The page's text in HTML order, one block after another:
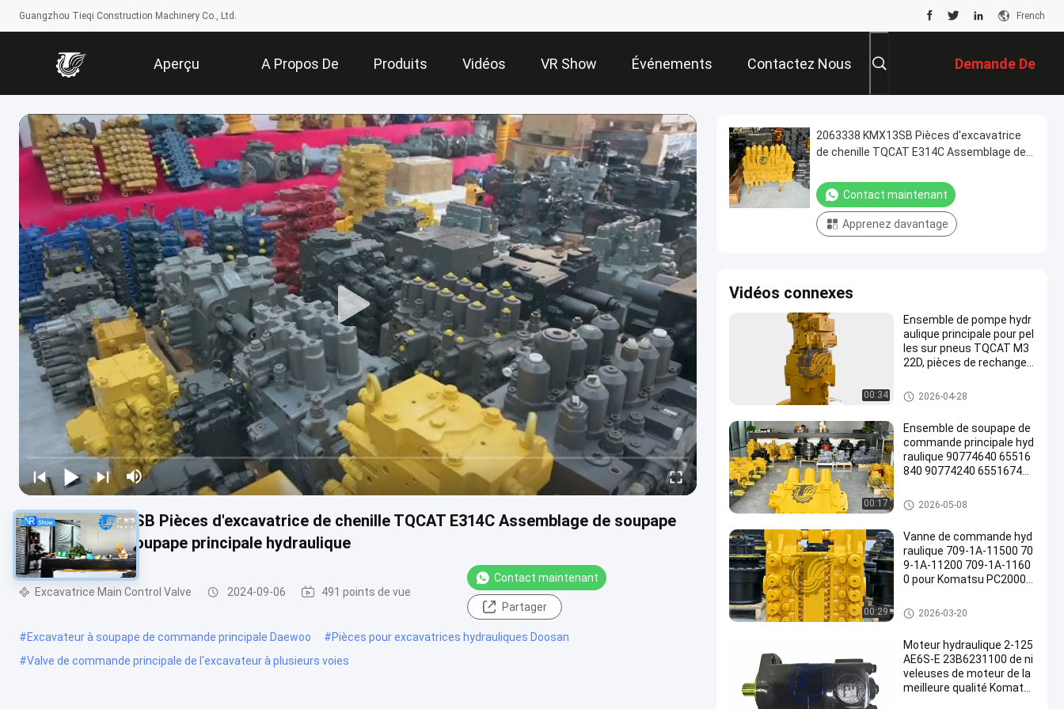
Guangzhou Tieqi Construction Machinery Co., Ltd. French
Aperçu A Propos De
Nous
Produits Vidéos VR Show Événements Contactez Nous Demande De
Soumission
2063338 KMX13SB Pièces d'excavatrice de chenille TQCAT E314C Assemblage de soupape
de commande soupape principale hydraulique
Excavatrice Main Control Valve 2024-09-06 491 points de vue
Contact maintenant
Partager
#Excavateur à soupape de commande principale Daewoo #Pièces pour excavatrices hydrauliques Doosan
#Valve de commande principale de l'excavateur à plusieurs voies
2063338 KMX13SB Pièces d'excavatrice
de chenille TQCAT E314C Assemblage de
hydraulique
Contact maintenant
Apprenez davantage
Vidéos connexes
00:34
Ensemble de pompe hydr
aulique principale pour pel
les sur pneus TQCAT M3
22D, pièces de rechange r
196-8429 251-8036 432-8
163 251-8037 432-8569
Excavatrice Hydraulic Pump
2026-04-28
00:17
Ensemble de soupape de
commande principale hyd
raulique 90774640 65516
840 90774240 65516740
000-6 PC4000-6, pièces d
e rechange pour mines de
Excavatrice Main Control Valv
e
2026-05-08
00:29
Vanne de commande hyd
raulique 709-1A-11500 70
9-1A-11200 709-1A-1160
0 pour Komatsu PC2000-
Excavatrice Main Control Valv
e
2026-03-20
Moteur hydraulique 2-125
AE6S-E 23B6231100 de ni
veleuses de moteur de la
meilleure qualité Komats